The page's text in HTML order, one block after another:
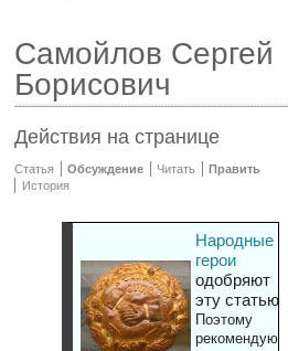
Самойлов Сергей
Борисович
Действия на странице
Статья Обсуждение Читать
Править
История
Народные
герои
одобряют
эту статью
Поэтому
рекомендуют